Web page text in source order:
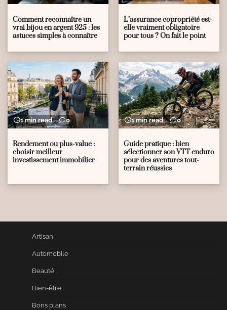
Comment reconnaître un
vrai bijou en argent 925 : les
astuces simples à connaître
L’assurance copropriété est-
elle vraiment obligatoire
pour tous ? On fait le point
1 min read 0
Rendement ou plus-value :
choisir meilleur
investissement immobilier
1 min read 0
Guide pratique : bien
sélectionner son VTT enduro
pour des aventures tout-
terrain réussies
Artisan
Automobile
Beauté
Bien-être
Bons plans